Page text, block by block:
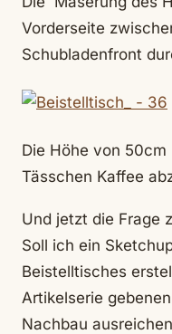
Vorderseite
Schubladenfront
Die Höhe von
Tässchen Kaffee
Und jetzt die Frage
Soll ich ein
Beistelltisches
Artikelserie
Nachbau